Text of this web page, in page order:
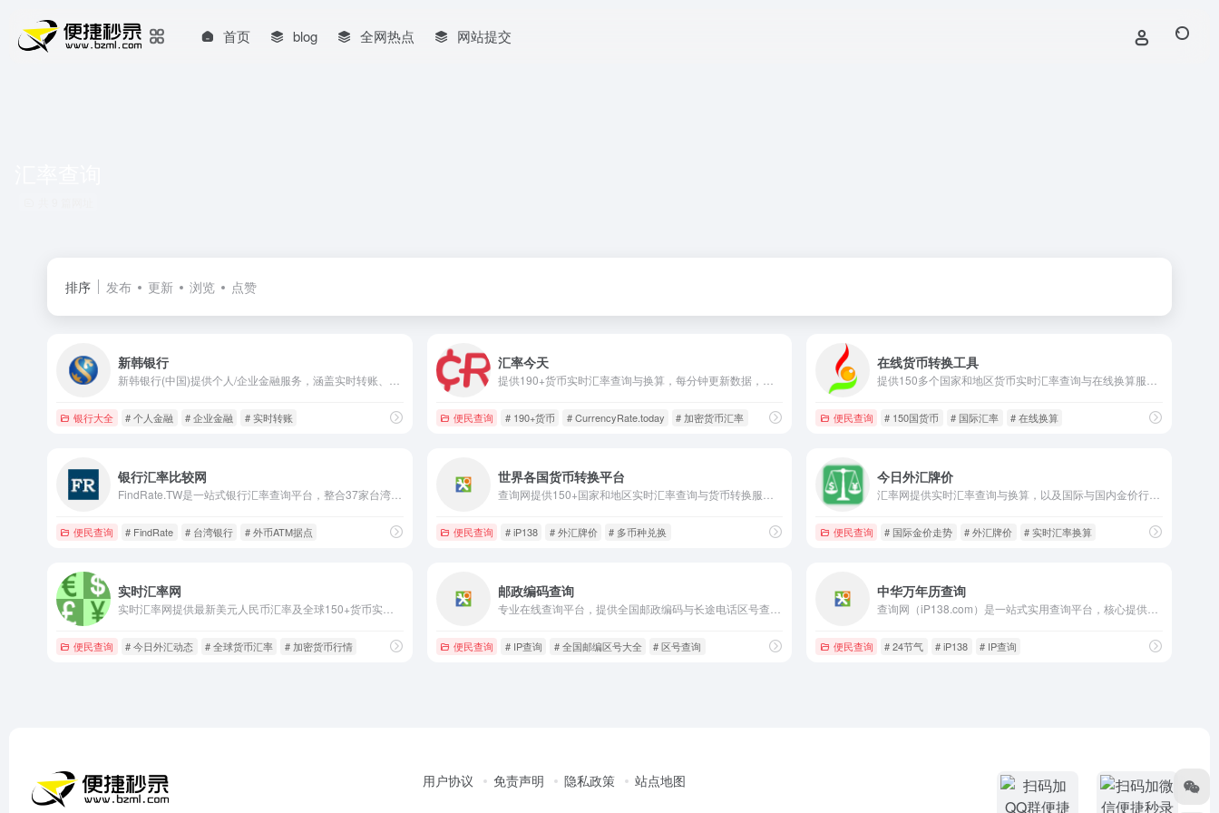
首页 blog 全网热点 网站提交
排序 发布 更新 浏览 点赞
新韩银行
银行大全 # 个人金融 # 企业金融 # 实时转账
汇率今天
便民查询 # 190+货币 # CurrencyRate.today # 加密货币汇率
在线货币转换工具
便民查询 # 150国货币 # 国际汇率 # 在线换算
银行汇率比较网
便民查询 # FindRate # 台湾银行 # 外币ATM据点
世界各国货币转换平台
便民查询 # iP138 # 外汇牌价 # 多币种兑换
今日外汇牌价
便民查询 # 国际金价走势 # 外汇牌价 # 实时汇率换算
实时汇率网
便民查询 # 今日外汇动态 # 全球货币汇率 # 加密货币行情
邮政编码查询
便民查询 # IP查询 # 全国邮编区号大全 # 区号查询
中华万年历查询
便民查询 # 24节气 # iP138 # IP查询
用户协议 免责声明 隐私政策 站点地图